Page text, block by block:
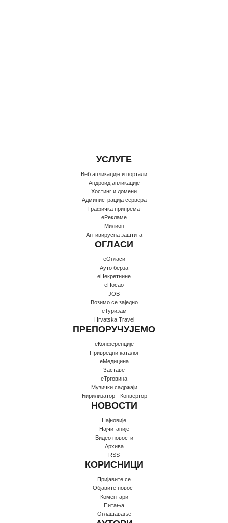
УСЛУГЕ
Веб апликације и портали
Андроид апликације
Хостинг и домени
Администрација сервера
Графичка припрема
еРекламе
Милион
Антивирусна заштита
ОГЛАСИ
еОгласи
Ауто берза
еНекретнине
еПосао
JOB
Возимо се заједно
еТуризам
Hrvatska Travel
ПРЕПОРУЧУЈЕМО
еКонференције
Привредни каталог
еМедицина
Заставе
еТрговина
Музички садржаји
Ћирилизатор - Конвертор
НОВОСТИ
Најновије
Најчитаније
Видео новости
Архива
RSS
КОРИСНИЦИ
Пријавите се
Oбјавите новост
Коментари
Питања
Оглашавање